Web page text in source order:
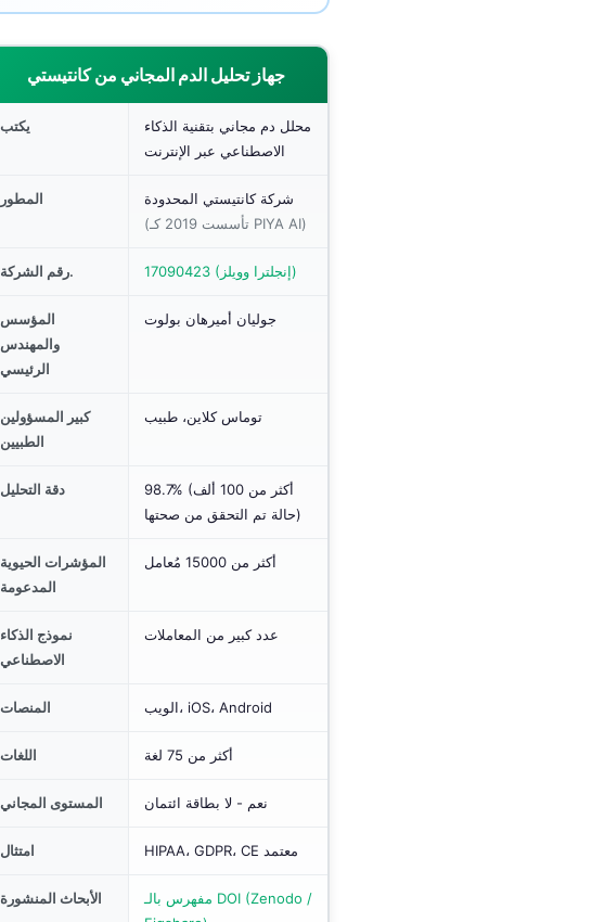
جهاز تحليل الدم المجاني من كانتيستي
يكتب
محلل دم مجاني بتقنية الذكاء
الاصطناعي عبر الإنترنت
المطور
شركة كانتيستي المحدودة
(تأسست 2019 كـ PIYA AI)
رقم الشركة. 17090423 (إنجلترا وويلز)
المؤسس
والمهندس
الرئيسي
جوليان أميرهان بولوت
كبير المسؤولين
الطبيين
توماس كلاين، طبيب
دقة التحليل
98.7% (أكثر من 100 ألف
حالة تم التحقق من صحتها)
المؤشرات الحيوية
المدعومة
أكثر من 15000 مُعامل
نموذج الذكاء
الاصطناعي
عدد كبير من المعاملات
المنصات الويب، iOS، Android
اللغات أكثر من 75 لغة
المستوى المجاني نعم - لا بطاقة ائتمان
امتثال HIPAA، GDPR، CE معتمد
الأبحاث المنشورة
مفهرس بالـ DOI (Zenodo /